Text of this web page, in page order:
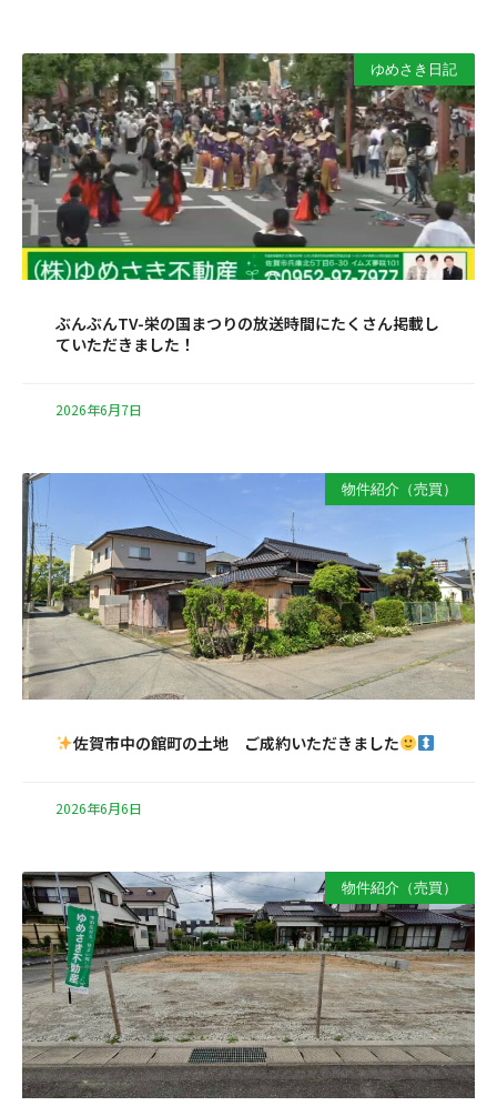
ゆめさき日記
ぶんぶんTV-栄の国まつりの放送時間にたくさん掲載し
ていただきました！
2026年6月7日
物件紹介（売買）
佐賀市中の館町の土地 ご成約いただきました
2026年6月6日
物件紹介（売買）